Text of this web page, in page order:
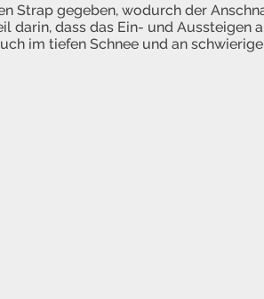
Strap gegeben, wodurch der
darin, dass das Ein- und Aussteigen
im tiefen Schnee und an